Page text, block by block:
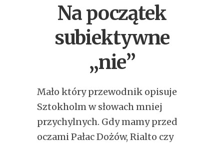
Na początek
subiektywne
„nie”
Mało który przewodnik opisuje
Sztokholm w słowach mniej
przychylnych. Gdy mamy przed
oczami Pałac Dożów, Rialto czy